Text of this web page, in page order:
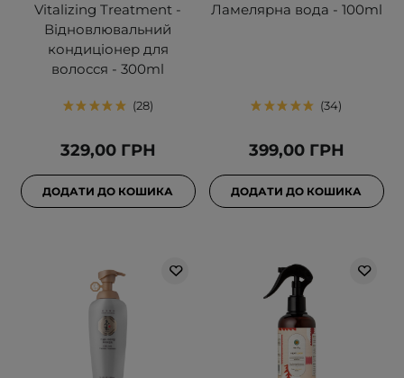
Vitalizing Treatment -
Відновлювальний
кондиціонер для
волосся - 300ml
28
329,00 ГРН
ДОДАТИ ДО КОШИКА
Ламелярна вода - 100ml
34
399,00 ГРН
ДОДАТИ ДО КОШИКА